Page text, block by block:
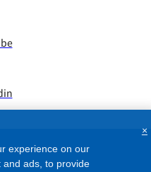
experience on our
and ads, to provide
×